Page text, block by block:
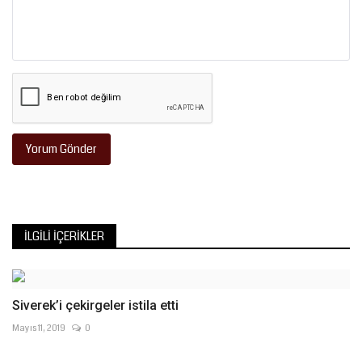
Yorum Gönder
İLGILI İÇERIKLER
Siverek’i çekirgeler istila etti
Mayıs 11, 2019 0